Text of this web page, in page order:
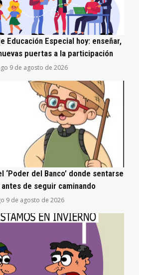
Educación Especial hoy: enseñar,
puertas a la participación
9 de agosto de 2026
‘Poder del Banco’ donde sentarse
de seguir caminando
9 de agosto de 2026